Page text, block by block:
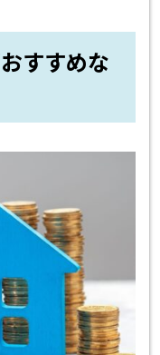
すすめな